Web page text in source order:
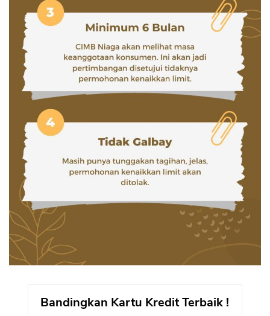
Bandingkan Kartu Kredit Terbaik !